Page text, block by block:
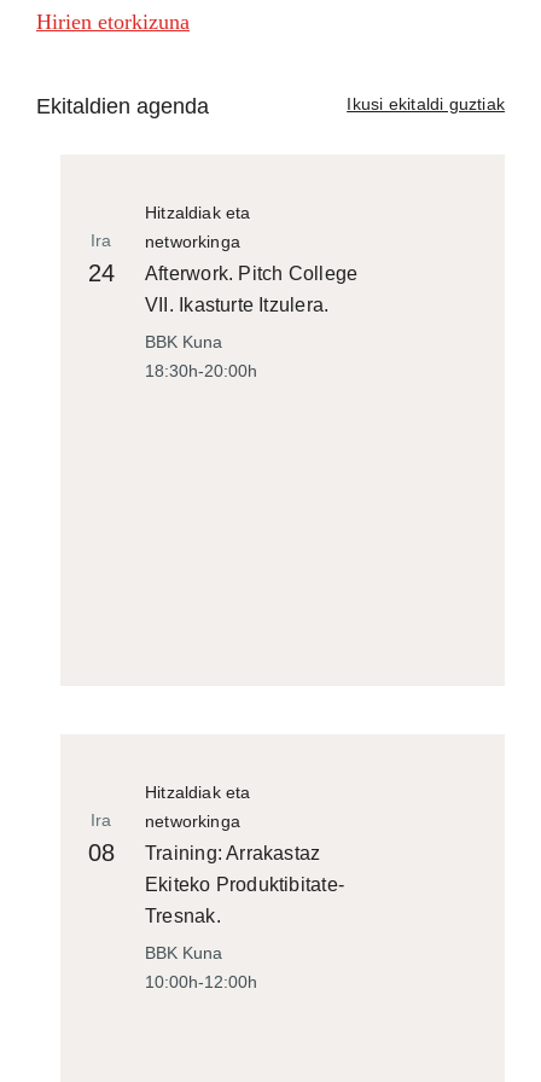
Hirien etorkizuna
Ekitaldien agenda Ikusi ekitaldi guztiak
Hitzaldiak eta
networkinga
Ira
24
Afterwork. Pitch College
VII. Ikasturte Itzulera.
BBK Kuna
18:30h-20:00h
Hitzaldiak eta
networkinga
Ira
08
Training: Arrakastaz
Ekiteko Produktibitate-
Tresnak.
BBK Kuna
10:00h-12:00h